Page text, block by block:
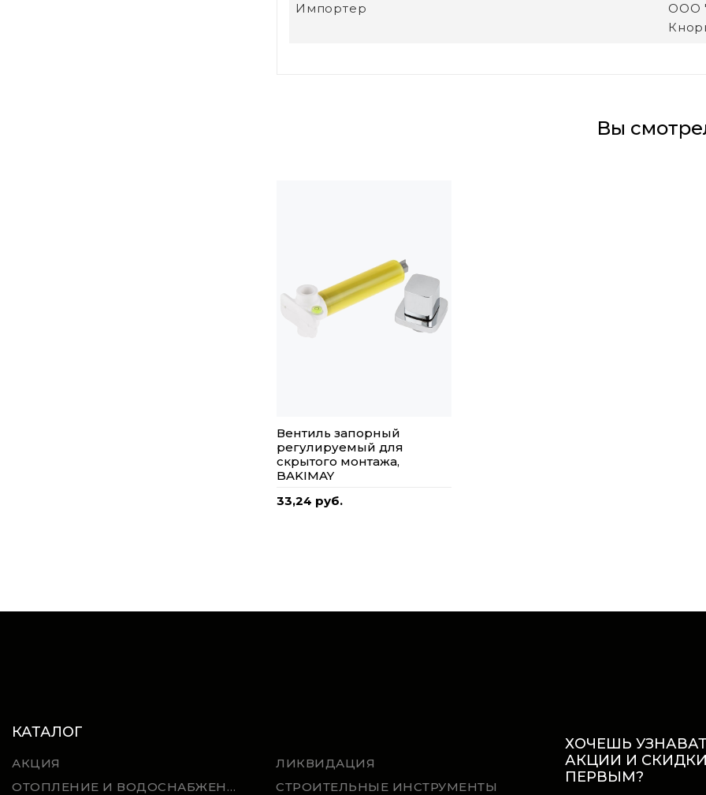
Импортер
ООО
Вы
Вентиль запорный
регулируемый для
скрытого монтажа,
BAKIMAY
33,24 руб.
КАТАЛОГ
АКЦИЯ
ЛИКВИДАЦИЯ
ОТОПЛЕНИЕ И ВОДОСНАБЖЕНИЕ
СТРОИТЕЛЬНЫЕ ИНСТРУМЕНТЫ
ХОЧЕШЬ
АКЦИИ И
ПЕРВЫМ?